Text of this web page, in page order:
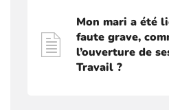
Mon mari a été
faute grave,
l’ouverture de
Travail ?